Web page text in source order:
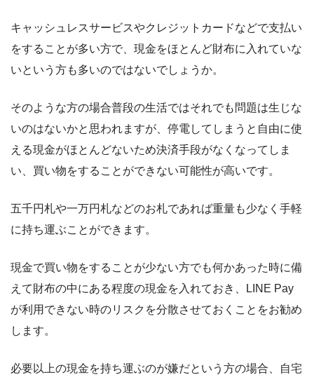
キャッシュレスサービスやクレジットカードなどで支払い
をすることが多い方で、現金をほとんど財布に入れていな
いという方も多いのではないでしょうか。
そのような方の場合普段の生活ではそれでも問題は生じな
いのはないかと思われますが、停電してしまうと自由に使
える現金がほとんどないため決済手段がなくなってしま
い、買い物をすることができない可能性が高いです。
五千円札や一万円札などのお札であれば重量も少なく手軽
に持ち運ぶことができます。
現金で買い物をすることが少ない方でも何かあった時に備
えて財布の中にある程度の現金を入れておき、LINE Pay
が利用できない時のリスクを分散させておくことをお勧め
します。
必要以上の現金を持ち運ぶのが嫌だという方の場合、自宅